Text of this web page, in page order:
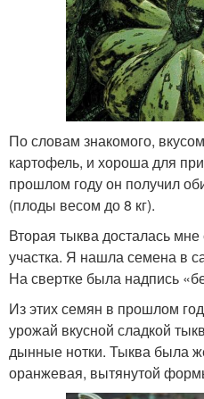
По словам знакомого,
картофель, и хороша для
прошлом году он получил
(плоды весом до 8 кг).
Вторая тыква досталась
участка. Я нашла семена в
На свертке была надпись
Из этих семян в прошлом
урожай вкусной сладкой
дынные нотки. Тыква была
оранжевая, вытянутой